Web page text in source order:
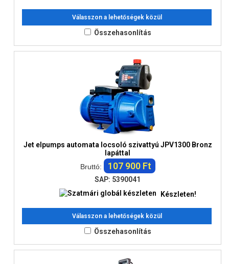
Válasszon a lehetőségek közül
Összehasonlítás
Jet elpumps automata locsoló szivattyú JPV1300 Bronz
lapáttal
Bruttó:
107 900 Ft
SAP: 5390041
Készleten!
Válasszon a lehetőségek közül
Összehasonlítás